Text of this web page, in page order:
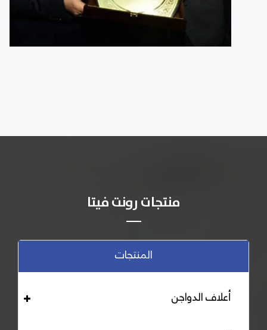
منتجات رونت فيتا
المنتجات
أعلاف الدواجن